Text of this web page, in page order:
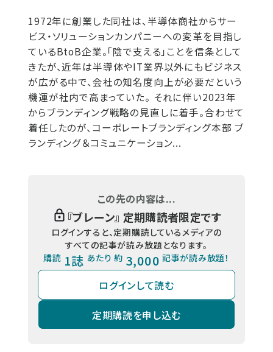
1972年に創業した同社は、半導体商社からサー
ビス・ソリューションカンパニーへの変革を目指し
ているBtoB企業。「陰で支える」ことを信条として
きたが、近年は半導体やIT業界以外にもビジネス
が広がる中で、会社の知名度向上が必要だという
機運が社内で高まっていた。 それに伴い2023年
からブランディング戦略の見直しに着手。合わせて
着任したのが、コーポレートブランディング本部 ブ
ランディング＆コミュニケーション...
この先の内容は...
『ブレーン』 定期購読者限定です
ログインすると、定期購読しているメディアの
すべての記事が読み放題となります。
購読 1誌 あたり 約 3,000 記事が読み放題！
ログインして読む
定期購読を申し込む